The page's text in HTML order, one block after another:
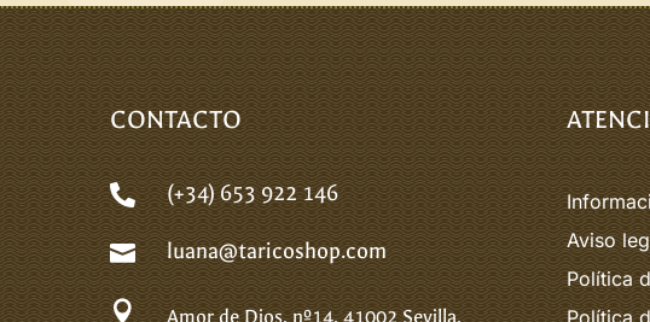
CONTACTO
 (+34) 653 922 146
 luana@taricoshop.com
 Amor de Dios, nº14.41002 Sevilla.
Aviso
Política
Política